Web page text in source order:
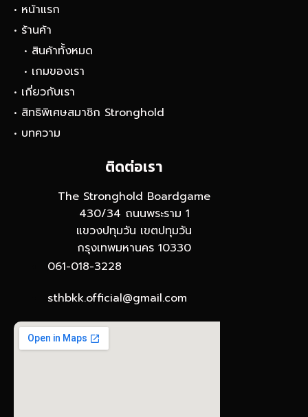
• หน้าแรก
• ร้านค้า
• สินค้าทั้งหมด
• เกมของเรา
• เกี่ยวกับเรา
• สิทธิพิเศษสมาชิก Stronghold
• บทความ
ติดต่อเรา
The Stronghold Boardgame
430/34 ถนนพระราม 1
แขวงปทุมวัน เขตปทุมวัน
กรุงเทพมหานคร 10330
061-018-3228
sthbkk.official@gmail.com